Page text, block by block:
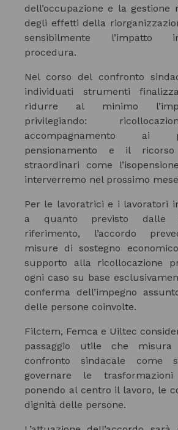
dell’occupazione e la gestione
degli effetti della
sensibilmente l’impatto
procedura.
Nel corso del confronto
individuati strumenti
ridurre al minimo
privilegiando:
accompagnamento ai
pensionamento e il
straordinari come
interverremo nel prossimo
Per le lavoratrici e i lavoratori
a quanto previsto dalle
riferimento, l’accordo
misure di sostegno
supporto alla ricollocazione
ogni caso su base
conferma dell’impegno
delle persone coinvolte.
Filctem, Femca e Uiltec
passaggio utile che
confronto sindacale come
governare le trasformazioni
ponendo al centro il lavoro, le
dignità delle persone.